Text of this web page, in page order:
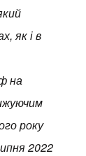
як і в
на
року
2022